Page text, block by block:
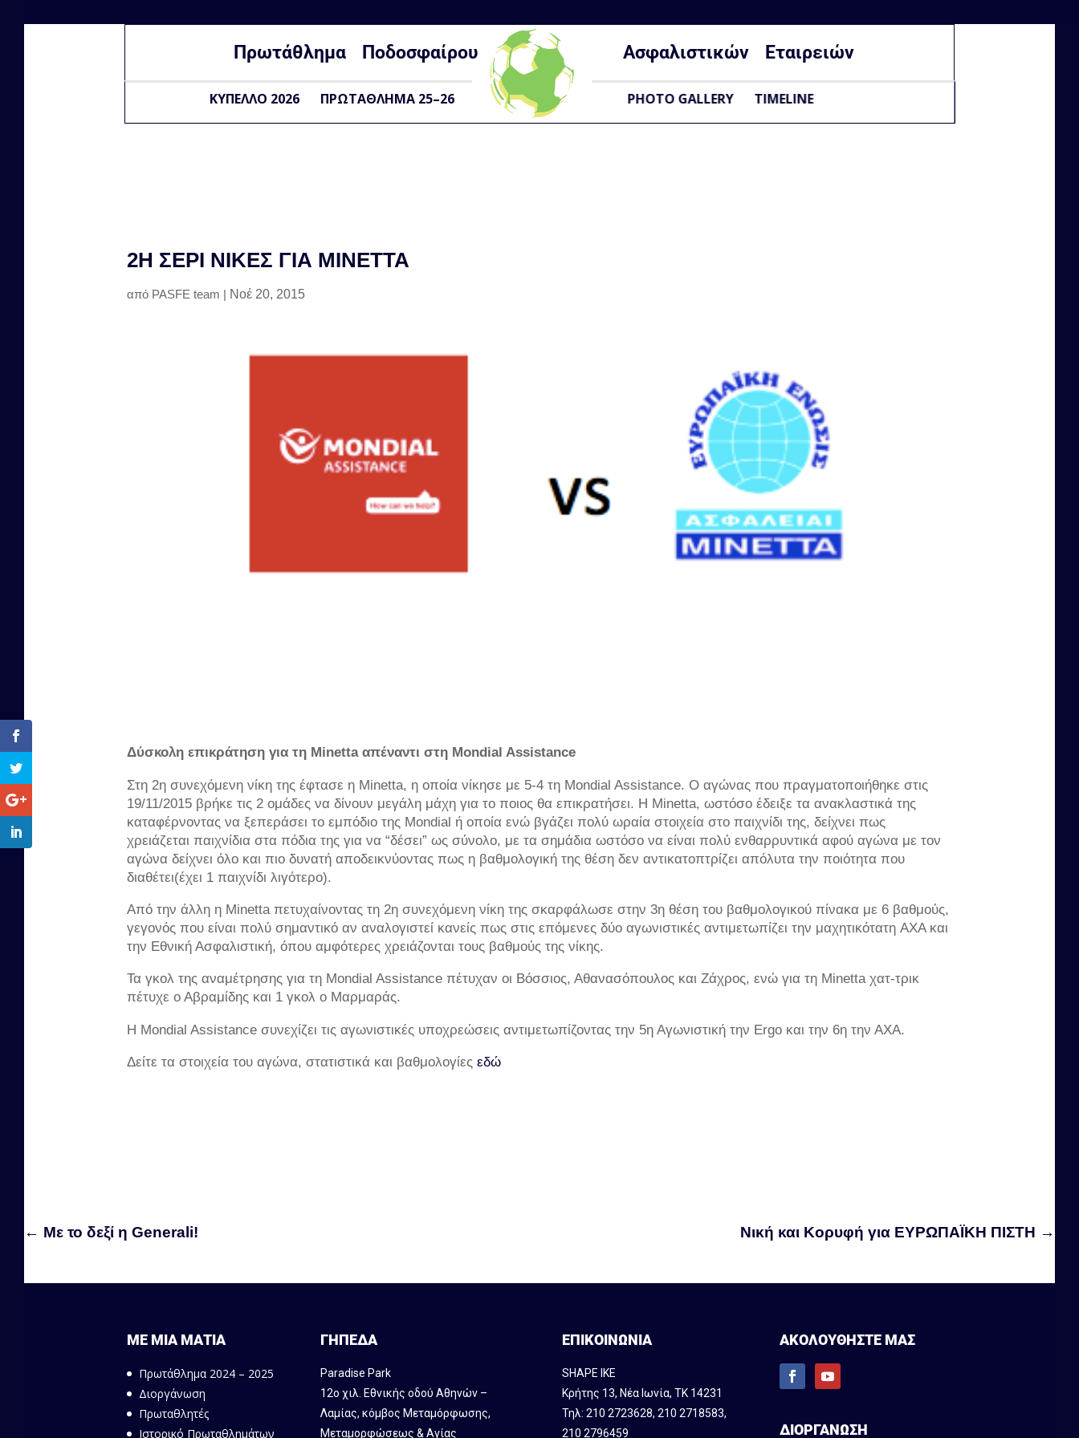
Πρωτάθλημα Ποδοσφαίρου Ασφαλιστικών Εταιρειών
ΚΥΠΕΛΛΟ 2026 ΠΡΩΤΑΘΛΗΜΑ 25–26 PHOTO GALLERY TIMELINE
2Η ΣΕΡΊ ΝΊΚΕΣ ΓΙΑ MINETTA
από PASFE team | Νοέ 20, 2015
Δύσκολη επικράτηση για τη Minetta απέναντι στη Mondial Assistance
Στη 2η συνεχόμενη νίκη της έφτασε η Minetta, η οποία νίκησε με 5-4 τη Mondial Assistance. Ο αγώνας που πραγματοποιήθηκε στις
19/11/2015 βρήκε τις 2 ομάδες να δίνουν μεγάλη μάχη για το ποιος θα επικρατήσει. Η Minetta, ωστόσο έδειξε τα ανακλαστικά της
καταφέρνοντας να ξεπεράσει το εμπόδιο της Mondial ή οποία ενώ βγάζει πολύ ωραία στοιχεία στο παιχνίδι της, δείχνει πως
χρειάζεται παιχνίδια στα πόδια της για να “δέσει” ως σύνολο, με τα σημάδια ωστόσο να είναι πολύ ενθαρρυντικά αφού αγώνα με τον
αγώνα δείχνει όλο και πιο δυνατή αποδεικνύοντας πως η βαθμολογική της θέση δεν αντικατοπτρίζει απόλυτα την ποιότητα που
διαθέτει(έχει 1 παιχνίδι λιγότερο).
Από την άλλη η Minetta πετυχαίνοντας τη 2η συνεχόμενη νίκη της σκαρφάλωσε στην 3η θέση του βαθμολογικού πίνακα με 6 βαθμούς,
γεγονός που είναι πολύ σημαντικό αν αναλογιστεί κανείς πως στις επόμενες δύο αγωνιστικές αντιμετωπίζει την μαχητικότατη ΑΧΑ και
την Εθνική Ασφαλιστική, όπου αμφότερες χρειάζονται τους βαθμούς της νίκης.
Τα γκολ της αναμέτρησης για τη Mondial Assistance πέτυχαν οι Βόσσιος, Αθανασόπουλος και Ζάχρος, ενώ για τη Minetta χατ-τρικ
πέτυχε ο Αβραμίδης και 1 γκολ ο Μαρμαράς.
H Mondial Assistance συνεχίζει τις αγωνιστικές υποχρεώσεις αντιμετωπίζοντας την 5η Αγωνιστική την Ergo και την 6η την ΑΧΑ.
Δείτε τα στοιχεία του αγώνα, στατιστικά και βαθμολογίεςεδώ
← Με το δεξί η Generali! Νική και Κορυφή για ΕΥΡΩΠΑΪΚΗ ΠΙΣΤΗ →
ΜΕ ΜΙΑ ΜΑΤΙΑ
Πρωτάθλημα 2024 – 2025
Διοργάνωση
Πρωταθλητές
Ιστορικό Πρωταθλημάτων
ΓΗΠΕΔΑ
Paradise Park
12ο χιλ. Εθνικής οδού Αθηνών –
Λαμίας, κόμβος Mεταμόρφωσης,
Μεταμορφώσεως & Αγίας
ΕΠΙΚΟΙΝΩΝΙΑ
SHAPE IKE
Κρήτης 13, Νέα Ιωνία, ΤΚ 14231
Τηλ:210 2723628,210 2718583,
210 2796459
ΑΚΟΛΟΥΘΗΣΤΕ ΜΑΣ
ΔΙΟΡΓΑΝΩΣΗ